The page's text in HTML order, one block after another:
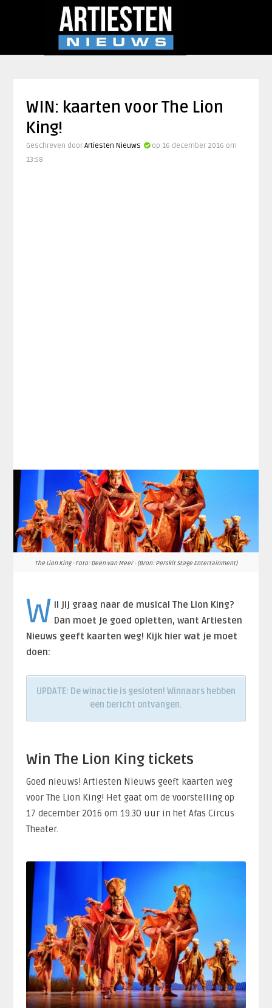
WIN: kaarten voor The Lion
King!
Geschreven door Artiesten Nieuws
op 16 december 2016 om
13:58
The Lion King - Foto: Deen van Meer - (Bron: Perskit Stage Entertainment)
W il jij graag naar de musical The Lion King?
Dan moet je goed opletten, want Artiesten
Nieuws geeft kaarten weg! Kijk hier wat je moet
doen:
UPDATE: De winactie is gesloten! Winnaars hebben
een bericht ontvangen.
Win The Lion King tickets
Goed nieuws! Artiesten Nieuws geeft kaarten weg
voor The Lion King! Het gaat om de voorstelling op
17 december 2016 om 19.30 uur in het Afas Circus
Theater.